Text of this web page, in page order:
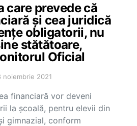
care prevede că
și cea juridică
obligatorii, nu
stătătoare,
Oficial
noiembrie 2021
financiară vor deveni
la școală, pentru elevii din
gimnazial, conform